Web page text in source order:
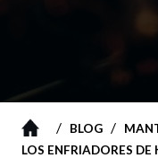
/ BLOG/
LOS ENFRIADORES DE